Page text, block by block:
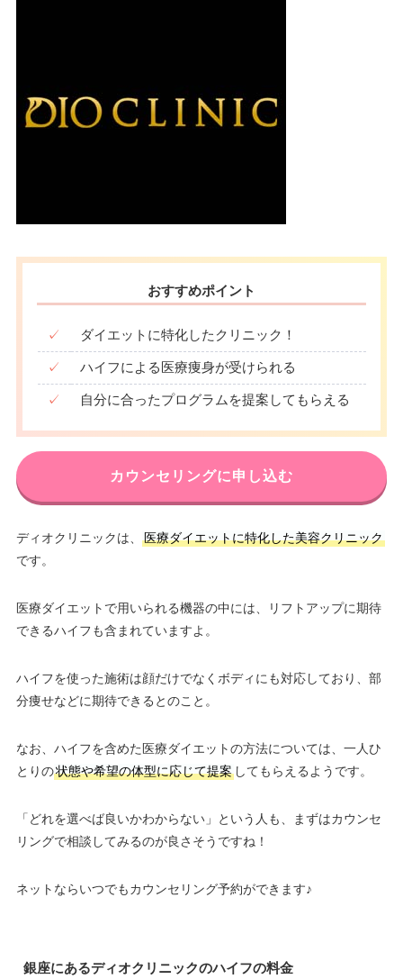
おすすめポイント
✓ ダイエットに特化したクリニック！
✓ ハイフによる医療痩身が受けられる
✓ 自分に合ったプログラムを提案してもらえる
カウンセリングに申し込む
ディオクリニックは、
医療ダイエットに特化した美容クリニック
です。
医療ダイエットで用いられる機器の中には、リフトアップに期待
できるハイフも含まれていますよ。
ハイフを使った施術は顔だけでなくボディにも対応しており、部
分痩せなどに期待できるとのこと。
なお、ハイフを含めた医療ダイエットの方法については、一人ひ
とりの状態や希望の体型に応じて提案してもらえるようです。
「どれを選べば良いかわからない」という人も、まずはカウンセ
リングで相談してみるのが良さそうですね！
ネットならいつでもカウンセリング予約ができます♪
銀座にあるディオクリニックのハイフの料金